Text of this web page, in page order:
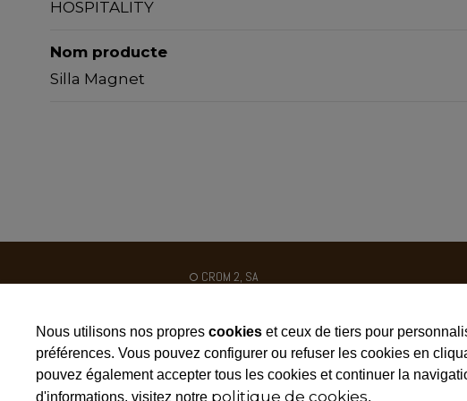
HOSPITALITY
Nom producte
Silla Magnet
CROM 2, SA
Poligon industriel Galileo C / B
25180 - Alcarras - ESPAGNE
Nous utilisons nos proprescookies et ceux de tiers pour
préférences. Vous pouvez configurer ou refuser les cookies en
pouvez également accepter tous les cookies et continuer la
d'informations, visitez notre politique de cookies.